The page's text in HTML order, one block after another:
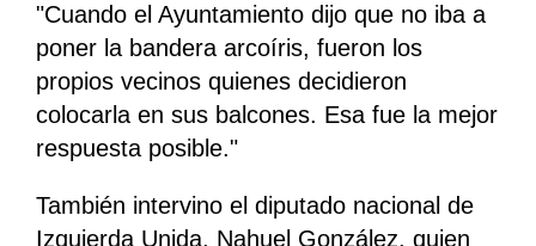
"Cuando el Ayuntamiento dijo que no iba a
poner la bandera arcoíris, fueron los
propios vecinos quienes decidieron
colocarla en sus balcones. Esa fue la mejor
respuesta posible."
También intervino el diputado nacional de
Izquierda Unida, Nahuel González, quien